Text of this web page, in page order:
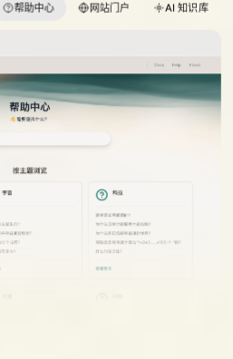
帮助中心 网站门户 AI 知识库